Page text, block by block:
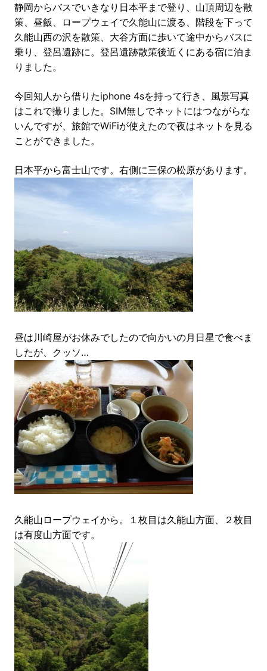
静岡からバスでいきなり日本平まで登り、山頂周辺を散
策、昼飯、ロープウェイで久能山に渡る、階段を下って
久能山西の沢を散策、大谷方面に歩いて途中からバスに
乗り、登呂遺跡に。登呂遺跡散策後近くにある宿に泊ま
りました。
今回知人から借りたiphone 4sを持って行き、風景写真
はこれで撮りました。SIM無しでネットにはつながらな
いんですが、旅館でWiFiが使えたので夜はネットを見る
ことができました。
日本平から富士山です。右側に三保の松原があります。
昼は川崎屋がお休みでしたので向かいの月日星で食べま
したが、クッソ…
久能山ロープウェイから。１枚目は久能山方面、２枚目
は有度山方面です。